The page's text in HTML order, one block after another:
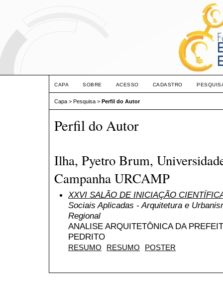
CAPA SOBRE ACESSO CADASTRO
Capa > Pesquisa > Perfil do Autor
Perfil do Autor
Ilha, Pyetro Brum,
Campanha URCAMP
XXVI SALÃO DE INICIAÇÃO
Sociais Aplicadas - Arquitetura e
Regional
ANALISE ARQUITETÔNICA DA
PEDRITO
RESUMO RESUMO POSTER